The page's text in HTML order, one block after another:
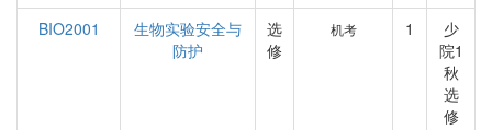
BIO2001
生物实验安全与
防护
选
修
机考 1
少
院1
秋
选
修